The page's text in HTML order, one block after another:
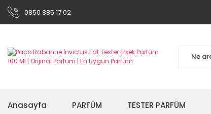
0850 885 17 02
Anasayfa PARFÜM TESTER PARFÜM